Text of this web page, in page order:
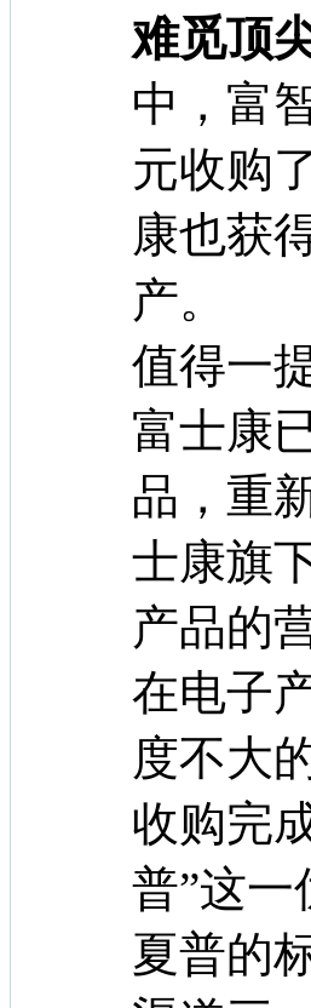
难觅顶
中，富
元收购
康也获
产。
值得一
富士康
品，重
士康旗
产品的
在电子
度不大
收购完
普”这
夏普的